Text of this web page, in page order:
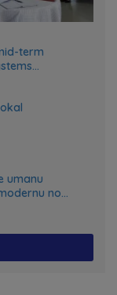
term
umanu
no